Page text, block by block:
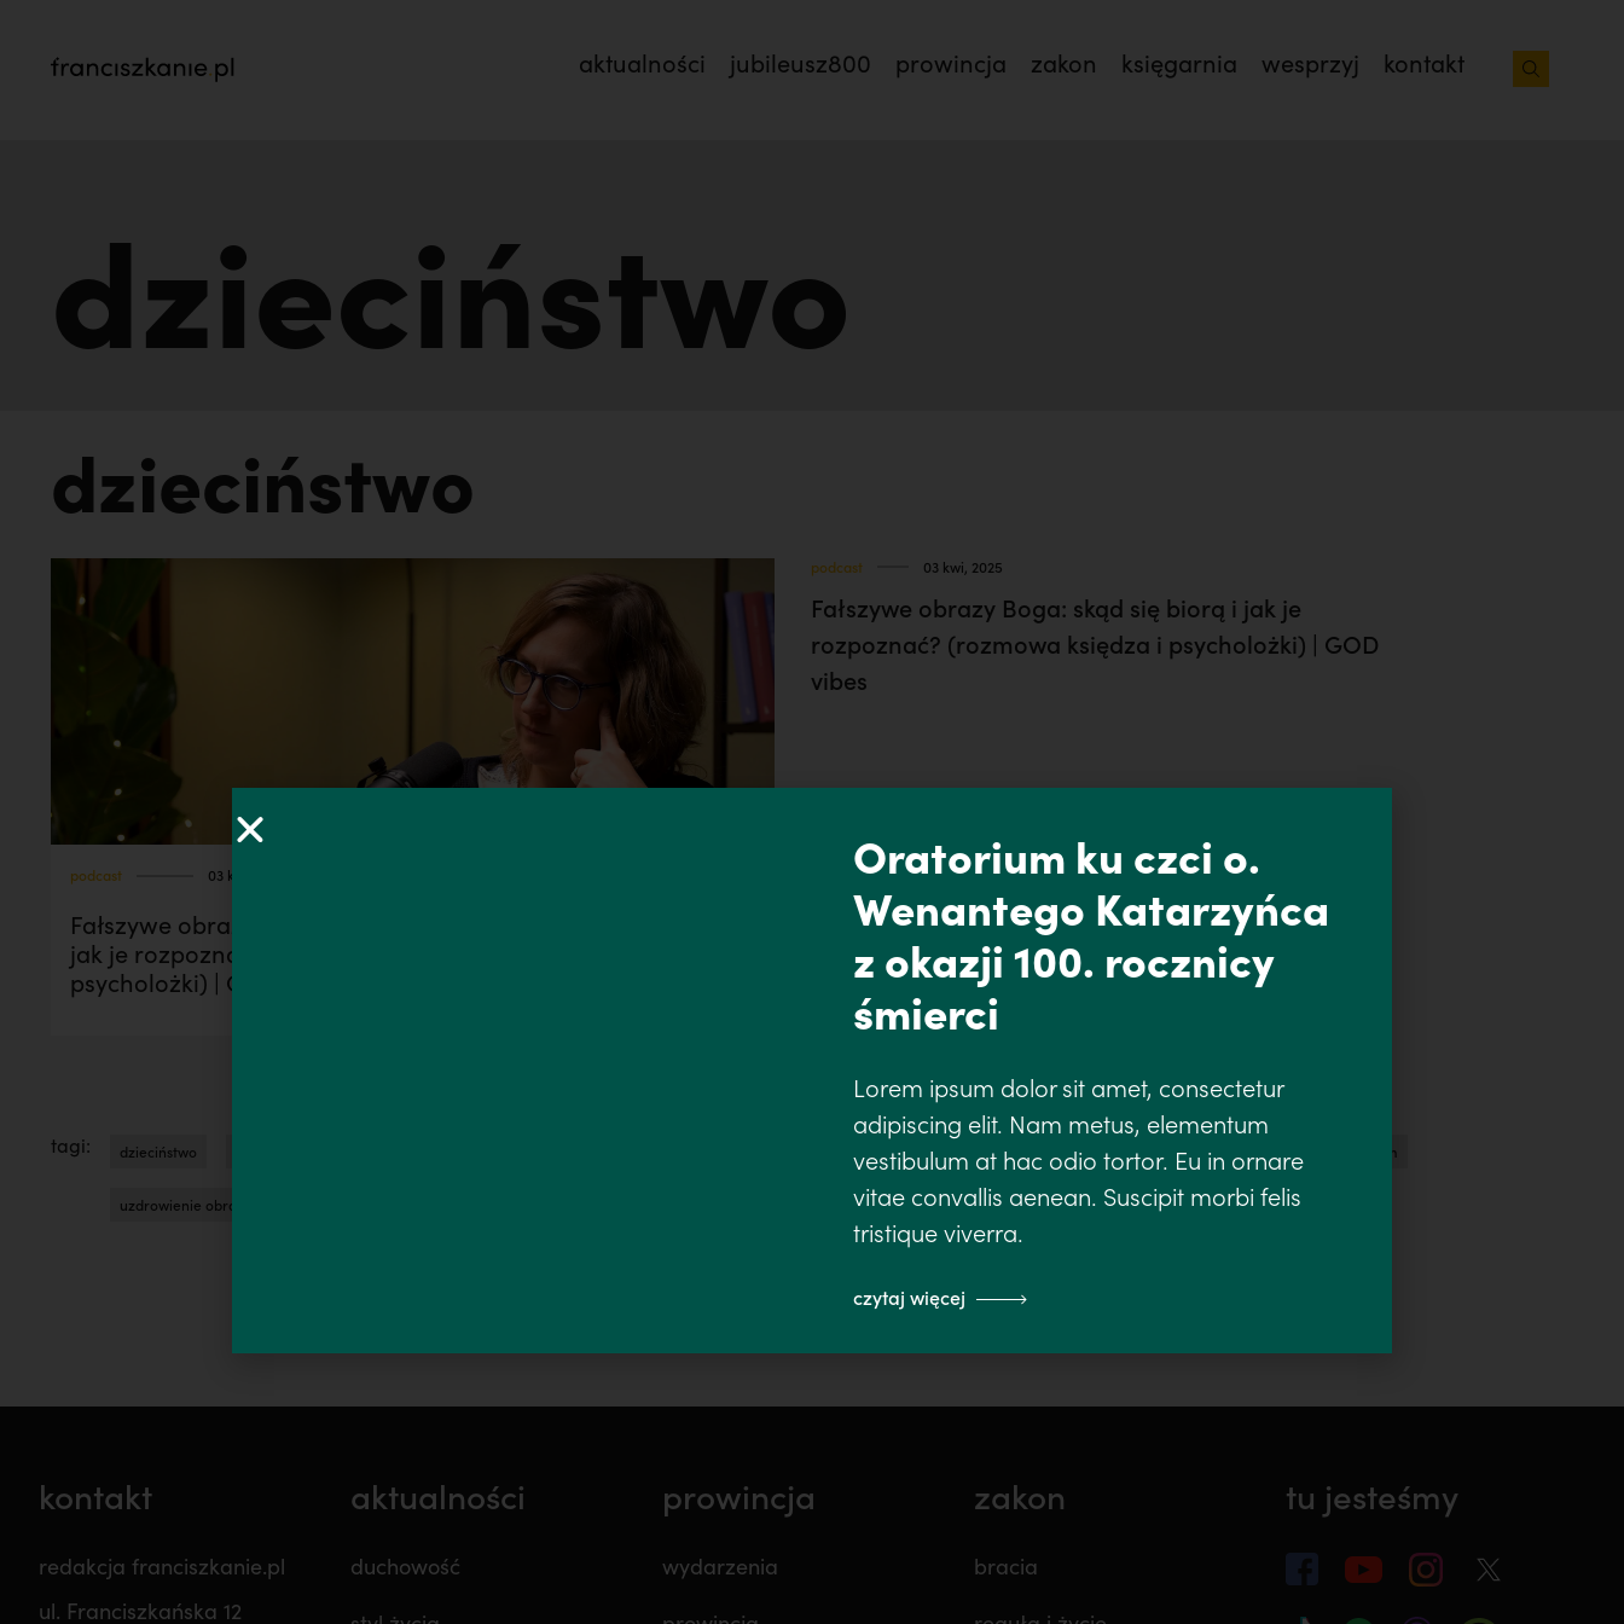
aktualności jubileusz800 prowincja zakon księgarnia wesprzyj kontakt
na pogrzeb braci. | JESTEM
dzieciństwo
dzieciństwo
podcast 03 kwi, 2025
Fałszywe obrazy Boga: skąd się biorą i
jak je rozpoznać? (rozmowa księdza i
psycholożki) | GOD vibes
podcast 03 kwi, 2025
Fałszywe obrazy Boga: skąd się biorą i jak je
rozpoznać? (rozmowa księdza i psycholożki) | GOD
vibes
tagi: dzieciństwo modlitwa obraz boga psychologia i wiara relacja z bogiem
uzdrowienie obrazu boga
kontakt
redakcja franciszkanie.pl
ul. Franciszkańska 12
aktualności
duchowość
prowincja
wydarzenia
zakon
bracia
tu jesteśmy
Oratorium ku czci o.
Wenantego Katarzyńca
z okazji 100. rocznicy
śmierci
Lorem ipsum dolor sit amet, consectetur
adipiscing elit. Nam metus, elementum
vestibulum at hac odio tortor. Eu in ornare
vitae convallis aenean. Suscipit morbi felis
tristique viverra.
czytaj więcej